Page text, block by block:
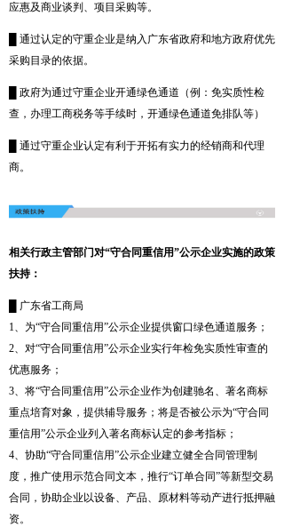
应惠及商业谈判、项目采购等。
█ 通过认定的守重企业是纳入广东省政府和地方政府优先
采购目录的依据。
█ 政府为通过守重企业开通绿色通道（例：免实质性检
查，办理工商税务等手续时，开通绿色通道免排队等）
█ 通过守重企业认定有利于开拓有实力的经销商和代理
商。
相关行政主管部门对“守合同重信用”公示企业实施的政策
扶持：
█ 广东省工商局
1、为“守合同重信用”公示企业提供窗口绿色通道服务；
2、对“守合同重信用”公示企业实行年检免实质性审查的
优惠服务；
3、将“守合同重信用”公示企业作为创建驰名、著名商标
重点培育对象，提供辅导服务；将是否被公示为“守合同
重信用”公示企业列入著名商标认定的参考指标；
4、协助“守合同重信用”公示企业建立健全合同管理制
度，推广使用示范合同文本，推行“订单合同”等新型交易
合同，协助企业以设备、产品、原材料等动产进行抵押融
资。